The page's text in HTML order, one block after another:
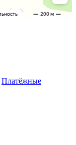
Платёжные